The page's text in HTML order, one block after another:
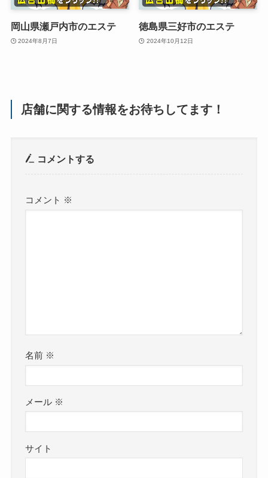
岡山県瀬戸内市のエステ
2024年8月7日
徳島県三好市のエステ
2024年10月12日
店舗に関する情報をお待ちしてます！
コメントする
コメント ※
名前 ※
メール ※
サイト